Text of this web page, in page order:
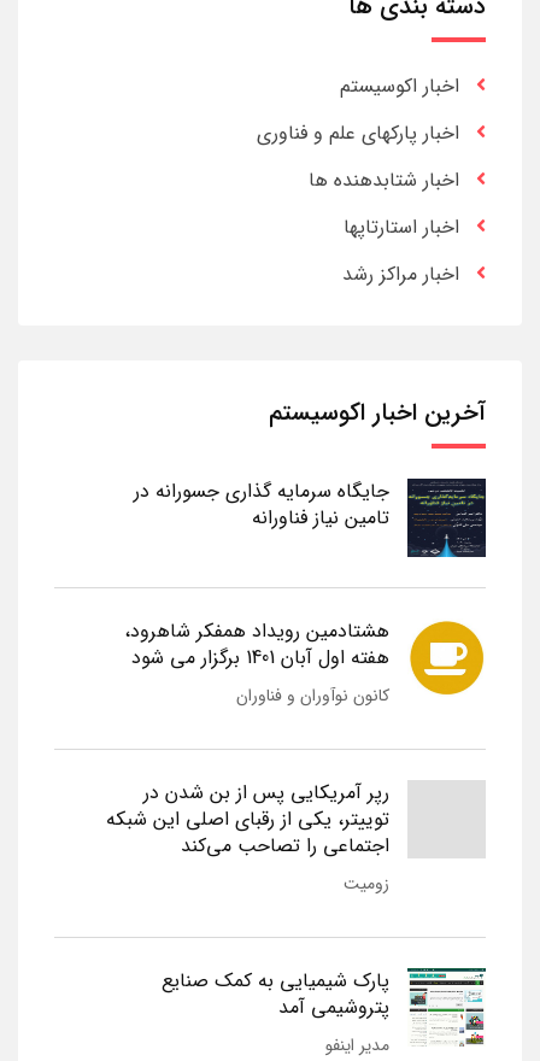
اخبار اکوسیستم
اخبار پارکهای علم و فناوری
اخبار شتابدهنده ها
اخبار استارتاپها
اخبار مراکز رشد
آخرین اخبار اکوسیستم
جایگاه سرمایه گذاری جسورانه در
تامین نیاز فناورانه
هشتادمین رویداد همفکر شاهرود،
هفته اول آبان 1401 برگزار می شود
کانون نوآوران و فناوران
رپر آمریکایی پس از بن شدن در
توییتر، یکی از رقبای اصلی این شبکه
اجتماعی را تصاحب می‌کند
زومیت
پارک شیمیایی به کمک صنایع
پتروشیمی آمد
مدیر اینفو